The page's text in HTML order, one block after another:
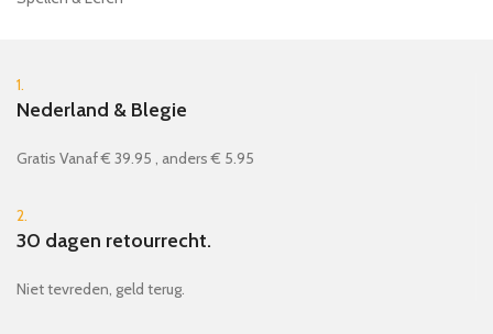
1.
Nederland & Blegie
Gratis Vanaf € 39.95 , anders € 5.95
2.
30 dagen retourrecht.
Niet tevreden, geld terug.